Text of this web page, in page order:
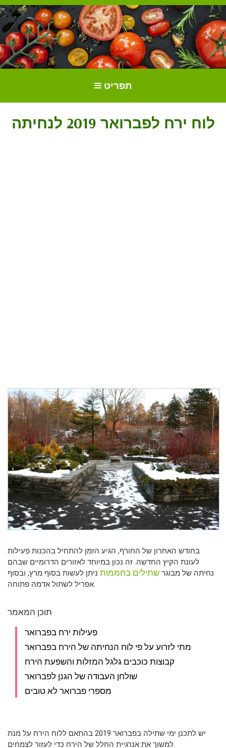
תפריט
לוח ירח לפברואר 2019 לנחיתה
בחודש האחרון של החורף, הגיע הזמן להתחיל בהכנות פעילות
לעונת הקיץ החדשה. זה נכון במיוחד לאזורים הדרומיים שבהם
נחיתה של מבוגר שתילים בחממות ניתן לעשות בסוף מרץ, ובסוף
תוכן המאמר
פעילות ירח בפברואר
מתי לזרוע על פי לוח הנחיתה של הירח בפברואר
קבוצות כוכבים גלגל המזלות והשפעת הירח
שולחן העבודה של הגנן לפברואר
מספרי פברואר לא טובים
יש לתכנן ימי שתילה בפברואר 2019 בהתאם ללוח הירח על מנת